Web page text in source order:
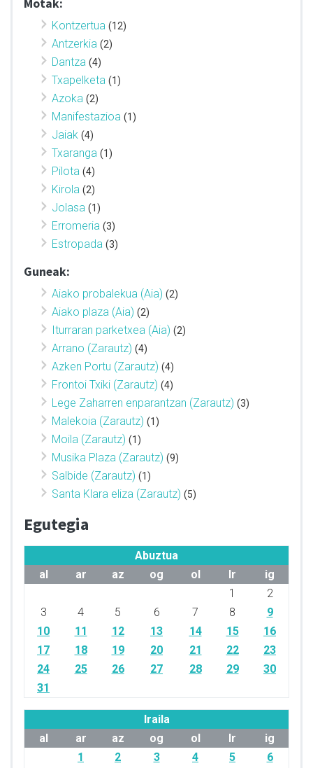
Motak:
Kontzertua (12)
Antzerkia (2)
Dantza (4)
Txapelketa (1)
Azoka (2)
Manifestazioa (1)
Jaiak (4)
Txaranga (1)
Pilota (4)
Kirola (2)
Jolasa (1)
Erromeria (3)
Estropada (3)
Guneak:
Aiako probalekua (Aia) (2)
Aiako plaza (Aia) (2)
Iturraran parketxea (Aia) (2)
Arrano (Zarautz) (4)
Azken Portu (Zarautz) (4)
Frontoi Txiki (Zarautz) (4)
Lege Zaharren enparantzan (Zarautz) (3)
Malekoia (Zarautz) (1)
Moila (Zarautz) (1)
Musika Plaza (Zarautz) (9)
Salbide (Zarautz) (1)
Santa Klara eliza (Zarautz) (5)
Egutegia
Abuztua
al
ar az og ol lr
ig
1
2
3
4 5 6 7 8
9
10
11 12 13 14 15
16
17
18 19 20 21 22
23
24
25 26 27 28 29
30
31
Iraila
al
ar az og ol lr
ig
1
2 3 4 5
6